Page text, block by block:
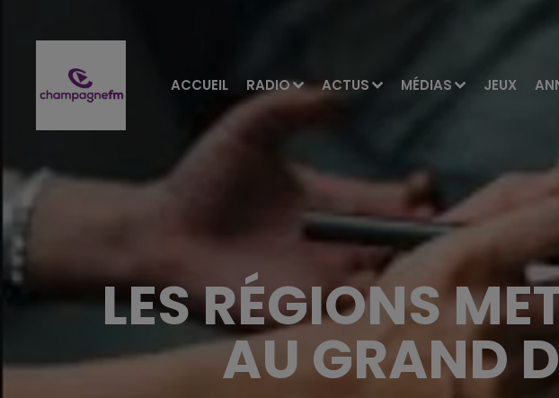
ACCUEIL RADIO ACTUS MÉDIAS JEUX
LES RÉGIONS
AU GRAND